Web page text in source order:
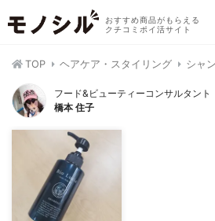
おすすめ商品がもらえる
クチコミポイ活サイト
TOP ヘアケア・スタイリング シャ
フード&ビューティーコンサルタント
橋本 住子